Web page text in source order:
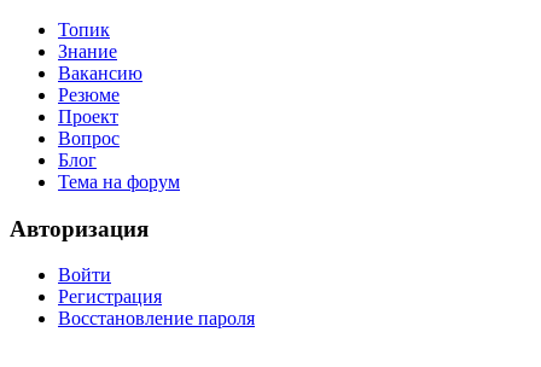
Топик
Знание
Вакансию
Резюме
Проект
Вопрос
Блог
Тема на форум
Авторизация
Войти
Регистрация
Восстановление пароля